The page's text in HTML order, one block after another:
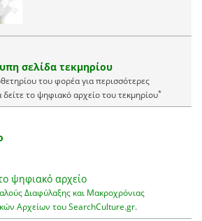
σελίδα τεκμηρίου
του φορέα για περισσότερες
το ψηφιακό αρχείο του τεκμηρίου*
ψηφιακό αρχείο
Διαφύλαξης και Μακροχρόνιας
Αρχείων του SearchCulture.gr.